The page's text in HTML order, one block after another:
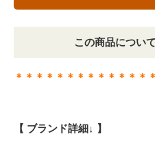
この商品につい
＊＊＊＊＊＊＊＊＊＊＊＊＊
【 ブランド詳細↓ 】